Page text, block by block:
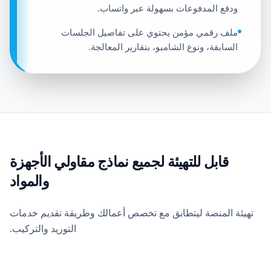
ودفع المدفوعات بسهولة عبر واتساب.
ملف رقمي مؤمن يحتوي على تفاصيل الجلسات
السابقة، ونوع الشامبو، بتقارير المعالجة.
قابل للتهيئة لجميع نماذج مقاولي الأجهزة
والمواد
تهيئة المنصة ليتطابق مع تخصص أعمالك وطريقة تقديم خدمات
التوريد والتركيب.